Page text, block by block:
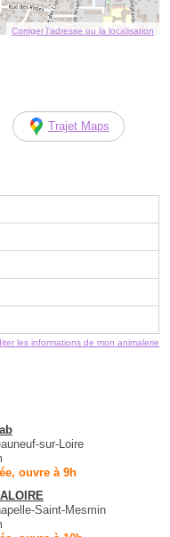
Corriger l’adresse ou la localisation
Trajet Maps
les informations de mon animalerie
sur-Loire
ouvre à 9h
Saint-Mesmin